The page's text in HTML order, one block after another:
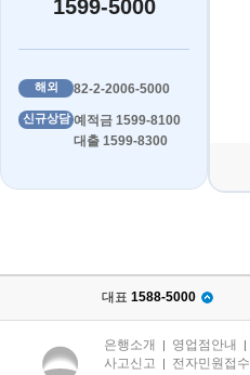
1599-5000
해외 82-2-2006-5000
신규상담 예적금 1599-8100
대출 1599-8300
대표 1588-5000
은행소개 | 영업점안내 |
사고신고 | 전자민원접수